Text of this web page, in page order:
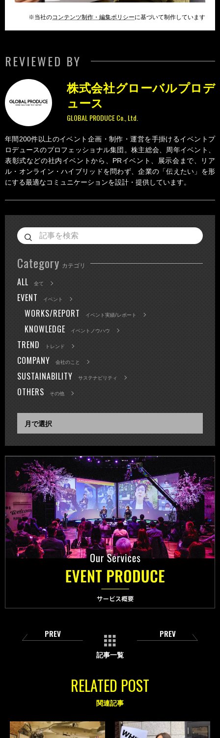
※当社のコンテンツ制作・編集ポリシーに基づいて制作しています
REVIEWED BY
GLOBAL PRODUCE Co., Ltd.
株式会社グローバルプロデ
ュース
年間200件以上のイベント企画・制作・運営を手掛けるイベントプ
ロデュースのプロフェッショナル集団。株主総会、周年イベント、
表彰式などの社内イベントから、PRイベント、展示会まで、リア
ル・オンライン・ハイブリッドを問わず、企業の「伝えたい」を形
にする最適なコミュニケーションを設計・提供しています。
Category カテゴリ
ALL 全て
EVENT イベント
WORKS/REPORT イベント実績/レポート
KNOWLEDGE イベントノウハウ
TREND トレンド
COMPANY 会社のこと
SUSTAINABILITY サステナビリティ
OTHERS その他
PREV
記事一覧
PREV
RELATED POST
関連記事